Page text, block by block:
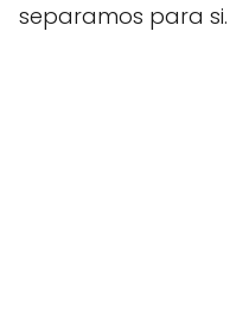
separamos para si.